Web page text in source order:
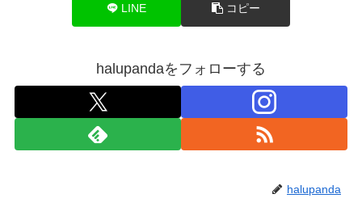
LINE コピー
halupandaをフォローする
halupanda